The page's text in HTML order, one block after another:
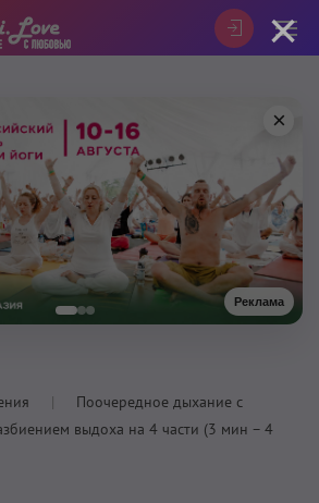
Реклама
×
Поочередное дыхание с
выдоха на 4 части (3 мин – 4
×